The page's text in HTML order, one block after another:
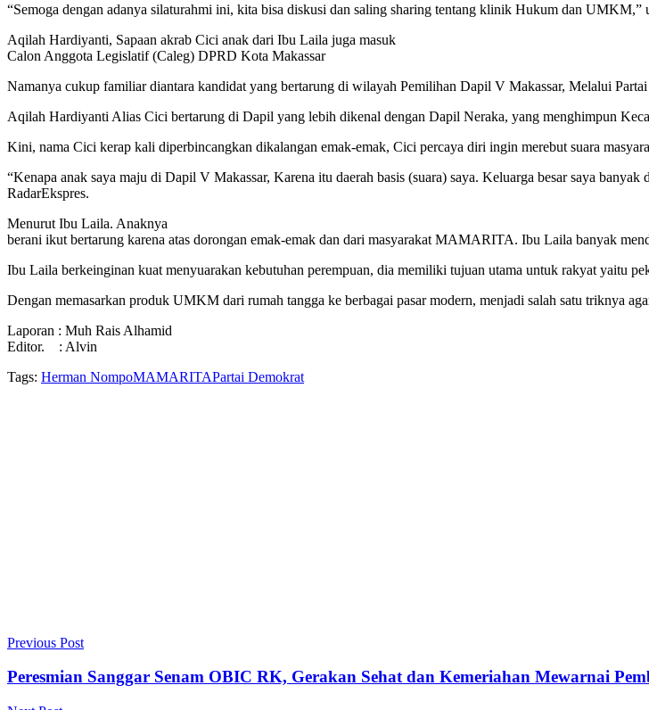
“Semoga dengan adanya silaturahmi ini, kita bisa diskusi dan saling sharing tentang klinik Hukum dan UMKM,”
Aqilah Hardiyanti, Sapaan akrab Cici anak dari Ibu Laila juga masuk
Calon Anggota Legislatif (Caleg) DPRD Kota Makassar
Namanya cukup familiar diantara kandidat yang bertarung di wilayah Pemilihan Dapil V Makassar, Melalui
Aqilah Hardiyanti Alias Cici bertarung di Dapil yang lebih dikenal dengan Dapil Neraka, yang menghimpun
Kini, nama Cici kerap kali diperbincangkan dikalangan emak-emak, Cici percaya diri ingin merebut suara
“Kenapa anak saya maju di Dapil V Makassar, Karena itu daerah basis (suara) saya. Keluarga besar saya
RadarEkspres.
Menurut Ibu Laila. Anaknya
berani ikut bertarung karena atas dorongan emak-emak dan dari masyarakat MAMARITA. Ibu Laila banyak
Ibu Laila berkeinginan kuat menyuarakan kebutuhan perempuan, dia memiliki tujuan utama untuk rakyat yaitu
Dengan memasarkan produk UMKM dari rumah tangga ke berbagai pasar modern, menjadi salah satu triknya
Laporan : Muh Rais Alhamid
Editor. : Alvin
Tags: Herman NompoMAMARITAPartai Demokrat
Previous Post
Peresmian Sanggar Senam OBIC RK, Gerakan Sehat dan Kemeriahan Mewarnai